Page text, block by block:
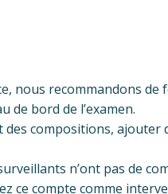
nous recommandons
de bord de l’examen.
compositions,
n’ont pas de
ce compte comme